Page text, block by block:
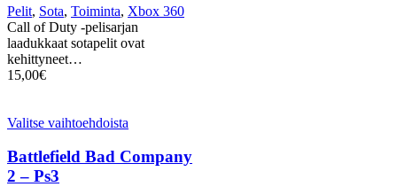
Pelit, Sota, Toiminta, Xbox 360
Call of Duty -pelisarjan
laadukkaat sotapelit ovat
kehittyneet…
15,00€
Valitse vaihtoehdoista
Battlefield Bad Company
2 – Ps3